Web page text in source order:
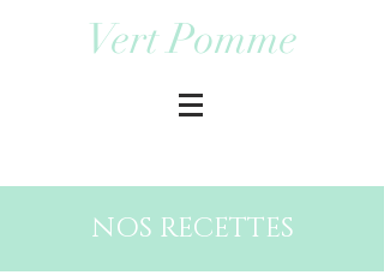
Vert Pomme
NOS RECETTES